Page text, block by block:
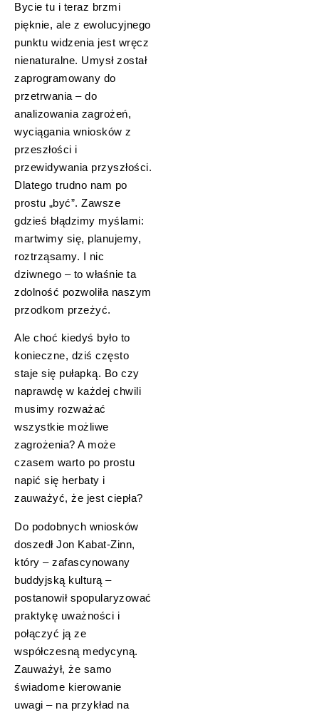
Bycie tu i teraz brzmi
pięknie, ale z ewolucyjnego
punktu widzenia jest wręcz
nienaturalne. Umysł został
zaprogramowany do
przetrwania – do
analizowania zagrożeń,
wyciągania wniosków z
przeszłości i
przewidywania przyszłości.
Dlatego trudno nam po
prostu „być”. Zawsze
gdzieś błądzimy myślami:
martwimy się, planujemy,
roztrząsamy. I nic
dziwnego – to właśnie ta
zdolność pozwoliła naszym
przodkom przeżyć.
Ale choć kiedyś było to
konieczne, dziś często
staje się pułapką. Bo czy
naprawdę w każdej chwili
musimy rozważać
wszystkie możliwe
zagrożenia? A może
czasem warto po prostu
napić się herbaty i
zauważyć, że jest ciepła?
Do podobnych wniosków
doszedł Jon Kabat-Zinn,
który – zafascynowany
buddyjską kulturą –
postanowił spopularyzować
praktykę uważności i
połączyć ją ze
współczesną medycyną.
Zauważył, że samo
świadome kierowanie
uwagi – na przykład na